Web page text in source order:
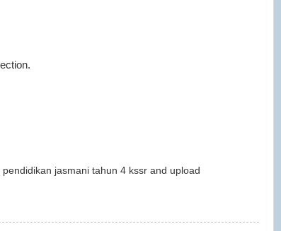
jasmani tahun 4 kssr and upload